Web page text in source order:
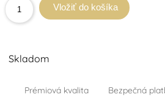
Vložiť do košíka
Skladom
Prémiová kvalita Bezpečná